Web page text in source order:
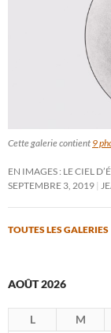
Cette galerie contient 9
EN IMAGES : LE CIEL
SEPTEMBRE 3, 2019
TOUTES LES GALERIES
AOÛT 2026
L M